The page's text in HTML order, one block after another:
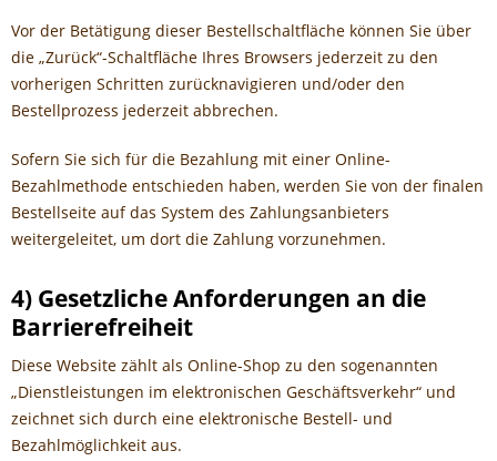
Vor der Betätigung dieser Bestellschaltfläche können Sie über
die „Zurück“-Schaltfläche Ihres Browsers jederzeit zu den
vorherigen Schritten zurücknavigieren und/oder den
Bestellprozess jederzeit abbrechen.
Sofern Sie sich für die Bezahlung mit einer Online-
Bezahlmethode entschieden haben, werden Sie von der finalen
Bestellseite auf das System des Zahlungsanbieters
weitergeleitet, um dort die Zahlung vorzunehmen.
4) Gesetzliche Anforderungen an die
Barrierefreiheit
Diese Website zählt als Online-Shop zu den sogenannten
„Dienstleistungen im elektronischen Geschäftsverkehr“ und
zeichnet sich durch eine elektronische Bestell- und
Bezahlmöglichkeit aus.